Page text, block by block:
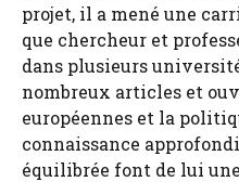
projet, il a mené une
que chercheur et
dans plusieurs
nombreux articles et
européennes et la
connaissance
équilibrée font de lui